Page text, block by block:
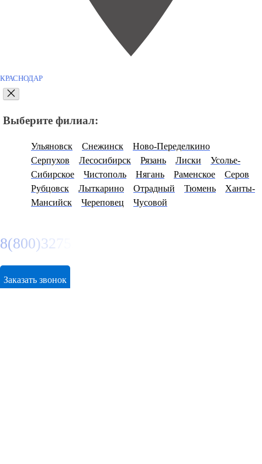
КРАСНОДАР
Выберите филиал:
Ульяновск Снежинск
Ново-Переделкино
Серпухов
Лесосибирск Рязань Лиски
Усолье-
Сибирское
Чистополь Нягань Раменское
Серов
Рубцовск
Лыткарино Отрадный Тюмень
Ханты-
Мансийск
Череповец Чусовой
8(800)3275280
Заказать звонок